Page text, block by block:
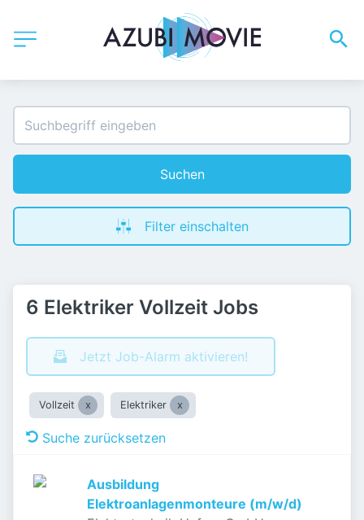
Suchen
Filter einschalten
6 Elektriker Vollzeit Jobs
Jetzt Job-Alarm aktivieren!
Vollzeit Elektriker
Suche zurücksetzen
Ausbildung
Elektroanlagenmonteure (m/w/d)